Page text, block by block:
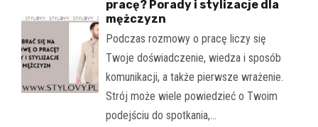
pracę? Porady i stylizacje dla
mężczyzn
Podczas rozmowy o pracę liczy się
Twoje doświadczenie, wiedza i sposób
komunikacji, a także pierwsze wrażenie.
Strój może wiele powiedzieć o Twoim
podejściu do spotkania,…